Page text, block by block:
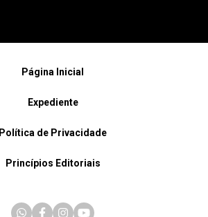
Página Inicial
Expediente
Política de Privacidade
Princípios Editoriais